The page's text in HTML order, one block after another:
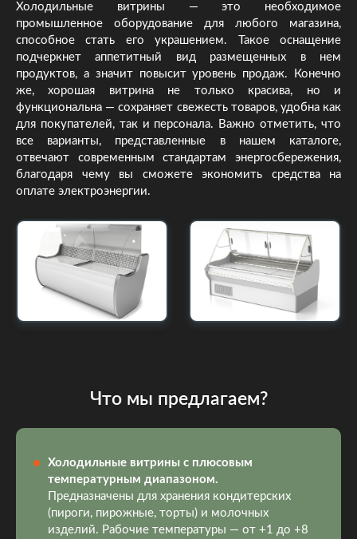
Холодильные витрины — это необходимое
промышленное оборудование для любого магазина,
способное стать его украшением. Такое оснащение
подчеркнет аппетитный вид размещенных в нем
продуктов, а значит повысит уровень продаж. Конечно
же, хорошая витрина не только красива, но и
функциональна — сохраняет свежесть товаров, удобна как
для покупателей, так и персонала. Важно отметить, что
все варианты, представленные в нашем каталоге,
отвечают современным стандартам энергосбережения,
благодаря чему вы сможете экономить средства на
оплате электроэнергии.
Что мы предлагаем?
Холодильные витрины с плюсовым
температурным диапазоном.
Предназначены для хранения кондитерских
(пироги, пирожные, торты) и молочных
изделий. Рабочие температуры — от +1 до +8